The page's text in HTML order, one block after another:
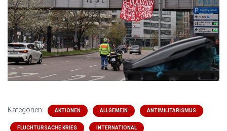
Kategorien: AKTIONEN ALLGEMEIN ANTIMILITARISMUS
FLUCHTURSACHE KRIEG INTERNATIONAL